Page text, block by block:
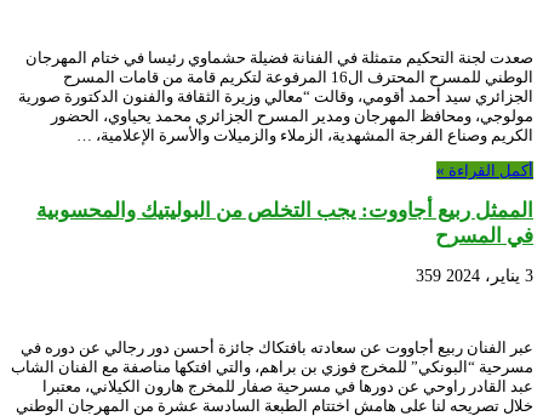
صعدت لجنة التحكيم متمثلة في الفنانة فضيلة حشماوي رئيسا في ختام المهرجان
الوطني للمسرح المحترف ال16 المرفوعة لتكريم قامة من قامات المسرح
الجزائري سيد أحمد أقومي، وقالت “معالي وزيرة الثقافة والفنون الدكتورة صورية
مولوجي، ومحافظ المهرجان ومدير المسرح الجزائري محمد يحياوي، الحضور
الكريم وصناع الفرجة المشهدية، الزملاء والزميلات والأسرة الإعلامية، …
أكمل القراءة »
الممثل ربيع أجاووت: يجب التخلص من البوليتيك والمحسوبية
في المسرح
3 يناير، 2024 359
عبر الفنان ربيع أجاووت عن سعادته بافتكاك جائزة أحسن دور رجالي عن دوره في
مسرحية “البونكي” للمخرج فوزي بن براهم، والتي افتكها مناصفة مع الفنان الشاب
عبد القادر راوحي عن دورها في مسرحية صفار للمخرج هارون الكيلاني، معتبرا
خلال تصريحه لنا على هامش اختتام الطبعة السادسة عشرة من المهرجان الوطني